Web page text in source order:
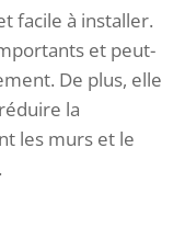
facile à installer.
et peut-
De plus, elle
la
les murs et le